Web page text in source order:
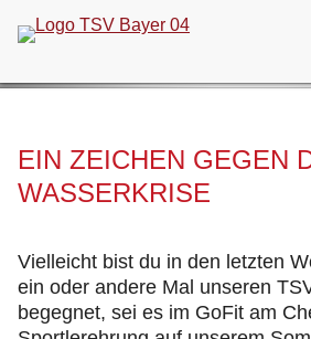
überspringen
EIN ZEICHEN GEGEN
WASSERKRISE
Vielleicht bist du in den letzten
ein oder andere Mal unseren
begegnet, sei es im GoFit am